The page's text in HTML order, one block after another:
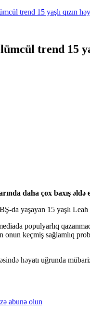
trend 15
daha çox baxış
da yaşayan 15 yaşlı Leah
populyarlıq
onun keçmiş sağlamlıq
həyatı uğrunda
abunə olun